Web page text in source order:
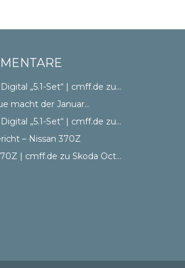
„5.1-Set“ | cmff.de zu OnVista CSS
macht der Januar…
„5.1-Set“ | cmff.de zu OnVista CSS
– Nissan 370Z
| cmff.de zu Skoda Octavia III – Erster Eindruck